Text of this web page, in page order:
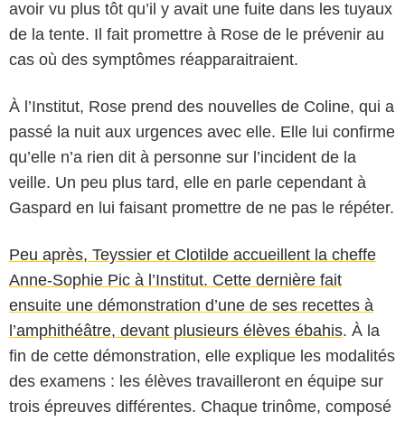
avoir vu plus tôt qu’il y avait une fuite dans les tuyaux
de la tente. Il fait promettre à Rose de le prévenir au
cas où des symptômes réapparaitraient.
À l’Institut, Rose prend des nouvelles de Coline, qui a
passé la nuit aux urgences avec elle. Elle lui confirme
qu’elle n’a rien dit à personne sur l’incident de la
veille. Un peu plus tard, elle en parle cependant à
Gaspard en lui faisant promettre de ne pas le répéter.
Peu après, Teyssier et Clotilde accueillent la cheffe
Anne-Sophie Pic à l’Institut. Cette dernière fait
ensuite une démonstration d’une de ses recettes à
l’amphithéâtre, devant plusieurs élèves ébahis. À la
fin de cette démonstration, elle explique les modalités
des examens : les élèves travailleront en équipe sur
trois épreuves différentes. Chaque trinôme, composé